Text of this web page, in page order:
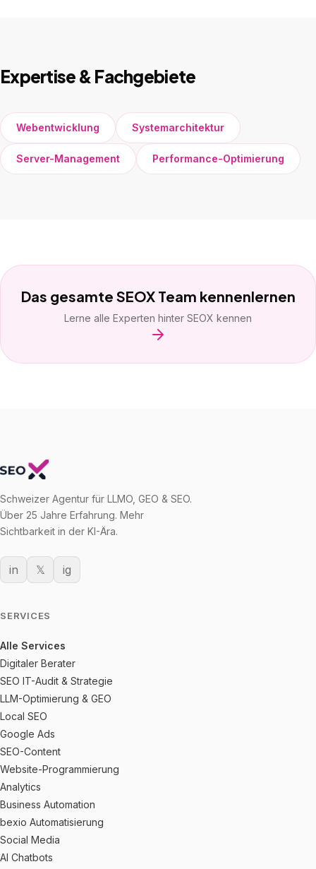
Expertise & Fachgebiete
Webentwicklung Systemarchitektur
Server-Management Performance-Optimierung
Das gesamte SEOX Team kennenlernen
Lerne alle Experten hinter SEOX kennen
Schweizer Agentur für LLMO, GEO & SEO.
Über 25 Jahre Erfahrung. Mehr
Sichtbarkeit in der KI-Ära.
in 𝕏 ig
SERVICES
Alle Services
Digitaler Berater
SEO IT-Audit & Strategie
LLM-Optimierung & GEO
Local SEO
Google Ads
SEO-Content
Website-Programmierung
Analytics
Business Automation
bexio Automatisierung
Social Media
AI Chatbots